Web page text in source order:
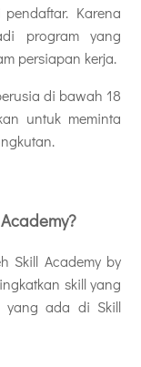
Karena
program yang
persiapan kerja.
di bawah 18
untuk meminta
Skill Academy by
skill yang
yang ada di Skill